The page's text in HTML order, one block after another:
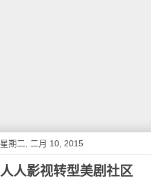
星期二, 二月 10, 2015
人人影视转型美剧社区